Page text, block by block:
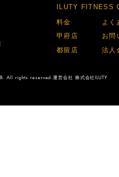
​ILUTY FITNESS
​料金​
​甲府店​
​都留店​
よく
お問
法人
All rights reserved.運営会社 株式会社ILUTY